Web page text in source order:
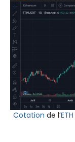
Cotation de l’ETH